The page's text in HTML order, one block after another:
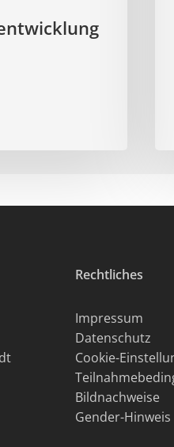
Rechtliches
Impressum
Datenschutz
Cookie-
Bildnachweise
Gender-Hinweis